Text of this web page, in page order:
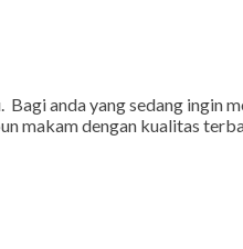
anda yang sedang
makam dengan kualitas